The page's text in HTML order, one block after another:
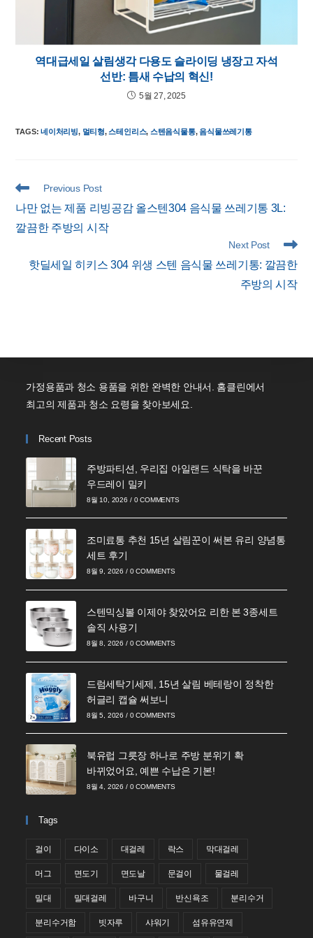
역대급세일 살림생각 다용도 슬라이딩 냉장고 자석
선반: 틈새 수납의 혁신!
5월 27, 2025
TAGS:네이처리빙, 멀티형, 스테인리스, 스텐음식물통, 음식물쓰레기통
Read
articles
Previous Post
나만 없는 제품 리빙공감 올스텐304 음식물 쓰레기통 3L:
깔끔한 주방의 시작
Next Post
핫딜세일 히키스 304 위생 스텐 음식물 쓰레기통: 깔끔한
주방의 시작
가정용품과 청소 용품을 위한 완벽한 안내서. 홈클린에서
최고의 제품과 청소 요령을 찾아보세요.
Recent Posts
주방파티션, 우리집 아일랜드 식탁을 바꾼
우드레이 밀키
8월 10, 2026 / 0 COMMENTS
조미료통 추천 15년 살림꾼이 써본 유리 양념통
세트 후기
8월 9, 2026 / 0 COMMENTS
스텐믹싱볼 이제야 찾았어요 리한 본 3종세트
솔직 사용기
8월 8, 2026 / 0 COMMENTS
드럼세탁기세제, 15년 살림 베테랑이 정착한
허글리 캡슐 써보니
8월 5, 2026 / 0 COMMENTS
북유럽 그릇장 하나로 주방 분위기 확
바뀌었어요, 예쁜 수납은 기본!
8월 4, 2026 / 0 COMMENTS
Tags
걸이 다이소 대걸레 락스 막대걸레
머그 면도기 면도날 문걸이 물걸레
밀대 밀대걸레 바구니 반신욕조 분리수거
분리수거함 빗자루 샤워기 섬유유연제